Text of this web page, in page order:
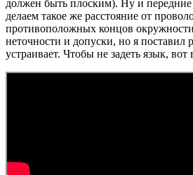
должен быть плоским). Ну и передние
делаем такое же расстояние от
противоположных концов
неточности и допуски, но я поставил
устраивает. Чтобы не задеть язык, вот